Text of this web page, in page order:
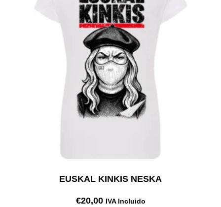
EUSKAL KINKIS NESKA
€20,00 IVA Incluido